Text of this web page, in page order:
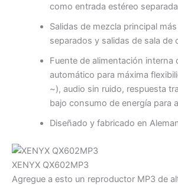
como entrada estéreo separada
Salidas de mezcla principal
separados y salidas de sala de
Fuente de alimentación interna
automático para máxima
~), audio sin ruido, respuesta
bajo consumo de energía para
Diseñado y fabricado en
XENYX QX602MP3
Agregue a esto un reproductor MP3 de